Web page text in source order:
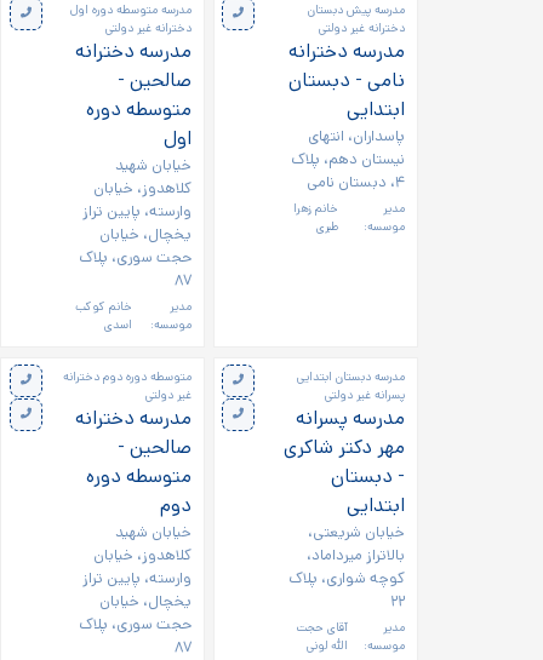
مدرسه پیش دبستان
دخترانه غیر دولتی
مدرسه دخترانه
نامی - دبستان
ابتدایی
پاسداران، انتهای
نیستان دهم، پلاک
۴، دبستان نامی
مدیر
موسسه:
خانم زهرا
طبری
مدرسه متوسطه دوره اول
دخترانه غیر دولتی
مدرسه دخترانه
صالحین -
متوسطه دوره
اول
خیابان شهید
کلاهدوز، خیابان
وارسته، پایین تراز
یخچال، خیابان
حجت سوری، پلاک
۸۷
مدیر
موسسه:
خانم کوکب
اسدی
مدرسه دبستان ابتدایی
پسرانه غیر دولتی
مدرسه پسرانه
مهر دکتر شاکری
- دبستان
ابتدایی
خیابان شریعتی،
بالاتراز میرداماد،
کوچه شواری، پلاک
۲۲
مدیر
موسسه:
آقای حجت
الله لونی
متوسطه دوره دوم دخترانه
غیر دولتی
مدرسه دخترانه
صالحین -
متوسطه دوره
دوم
خیابان شهید
کلاهدوز، خیابان
وارسته، پایین تراز
یخچال، خیابان
حجت سوری، پلاک
۸۷